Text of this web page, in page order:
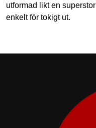
utformad likt en
enkelt för tokigt ut.